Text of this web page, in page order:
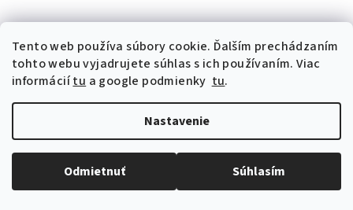
Tento web používa súbory cookie. Ďalším prechádzaním
tohto webu vyjadrujete súhlas s ich používaním. Viac
informáciítu a google podmienky tu.
Nastavenie
Odmietnuť Súhlasím